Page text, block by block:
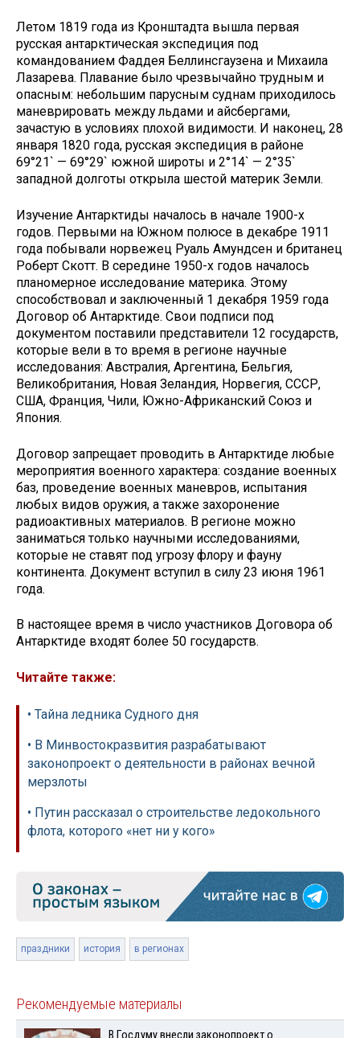
Летом 1819 года из Кронштадта вышла первая
русская антарктическая экспедиция под
командованием Фаддея Беллинсгаузена и Михаила
Лазарева. Плавание было чрезвычайно трудным и
опасным: небольшим парусным суднам приходилось
маневрировать между льдами и айсбергами,
зачастую в условиях плохой видимости. И наконец, 28
января 1820 года, русская экспедиция в районе
69°21` — 69°29` южной широты и 2°14` — 2°35`
западной долготы открыла шестой материк Земли.
Изучение Антарктиды началось в начале 1900-х
годов. Первыми на Южном полюсе в декабре 1911
года побывали норвежец Руаль Амундсен и британец
Роберт Скотт. В середине 1950-х годов началось
планомерное исследование материка. Этому
способствовал и заключенный 1 декабря 1959 года
Договор об Антарктиде. Свои подписи под
документом поставили представители 12 государств,
которые вели в то время в регионе научные
исследования: Австралия, Аргентина, Бельгия,
Великобритания, Новая Зеландия, Норвегия, СССР,
США, Франция, Чили, Южно-Африканский Союз и
Япония.
Договор запрещает проводить в Антарктиде любые
мероприятия военного характера: создание военных
баз, проведение военных маневров, испытания
любых видов оружия, а также захоронение
радиоактивных материалов. В регионе можно
заниматься только научными исследованиями,
которые не ставят под угрозу флору и фауну
континента. Документ вступил в силу 23 июня 1961
года.
В настоящее время в число участников Договора об
Антарктиде входят более 50 государств.
Читайте также:
• Тайна ледника Судного дня
• В Минвостокразвития разрабатывают
законопроект о деятельности в районах вечной
мерзлоты
• Путин рассказал о строительстве ледокольного
флота, которого «нет ни у кого»
праздники история в регионах
Рекомендуемые материалы
В Госдуму внесли законопроект о